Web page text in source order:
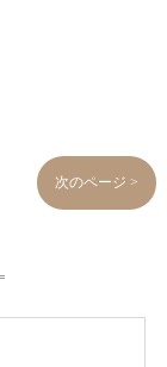
次のページ >